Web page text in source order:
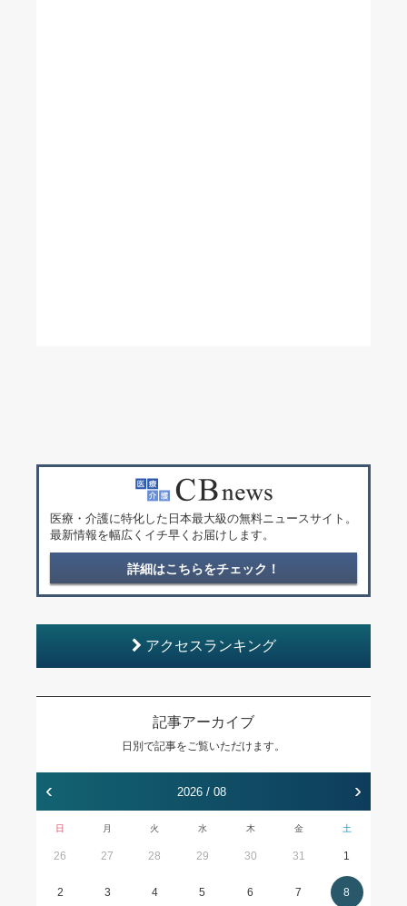
医療・介護に特化した日本最大級の無料ニュースサイト。
最新情報を幅広くイチ早くお届けします。
詳細はこちらをチェック！
アクセスランキング
記事アーカイブ
日別で記事をご覧いただけます。
‹ 2026 / 08 ›
日 月 火 水 木 金 土
26 27 28 29 30 31 1
2 3 4 5 6 7 8